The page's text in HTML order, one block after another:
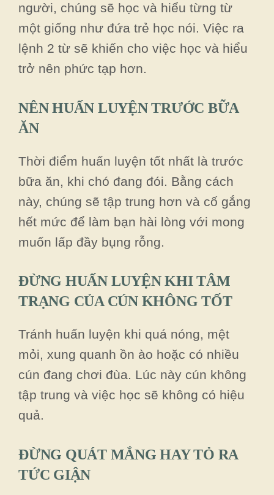
người, chúng sẽ học và hiểu từng từ
một giống như đứa trẻ học nói. Việc ra
lệnh 2 từ sẽ khiến cho việc học và hiểu
trở nên phức tạp hơn.
NÊN HUẤN LUYỆN TRƯỚC BỮA
ĂN
Thời điểm huấn luyện tốt nhất là trước
bữa ăn, khi chó đang đói. Bằng cách
này, chúng sẽ tập trung hơn và cố gắng
hết mức để làm bạn hài lòng với mong
muốn lấp đầy bụng rỗng.
ĐỪNG HUẤN LUYỆN KHI TÂM
TRẠNG CỦA CÚN KHÔNG TỐT
Tránh huấn luyện khi quá nóng, mệt
mỏi, xung quanh ồn ào hoặc có nhiều
cún đang chơi đùa. Lúc này cún không
tập trung và việc học sẽ không có hiệu
quả.
ĐỪNG QUÁT MẮNG HAY TỎ RA
TỨC GIẬN